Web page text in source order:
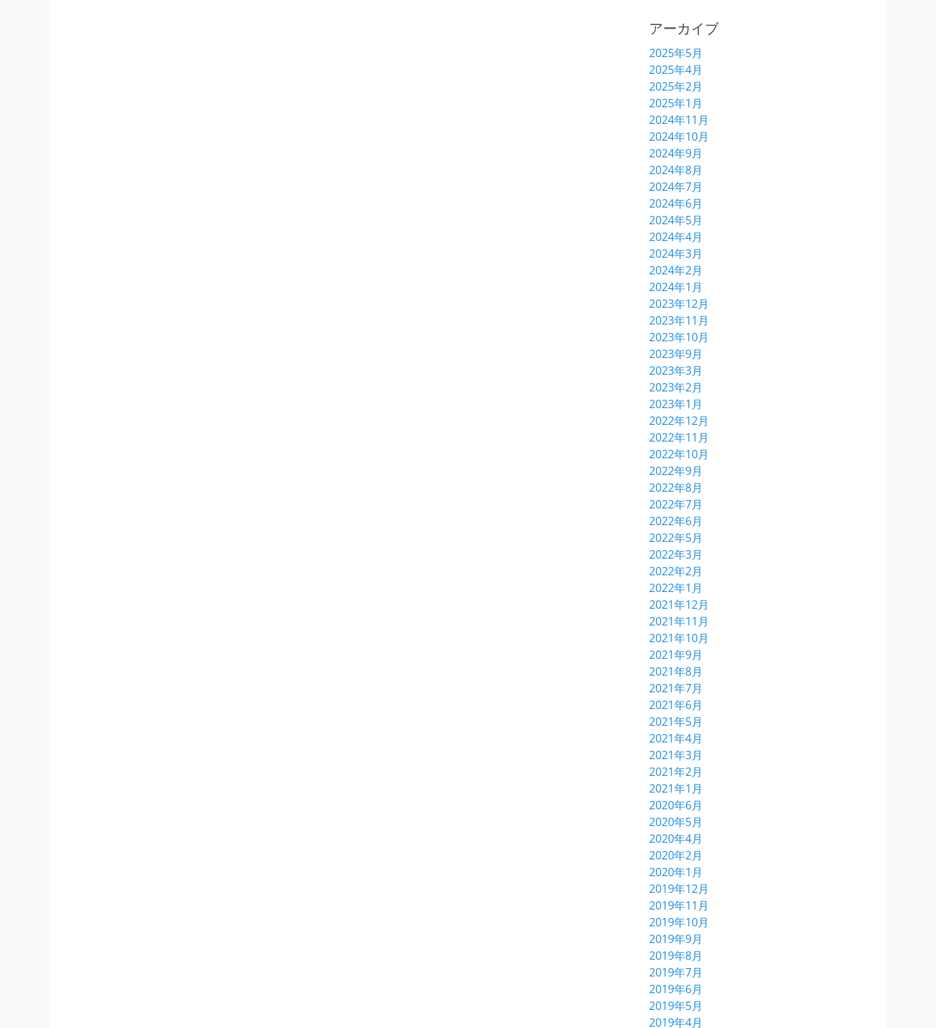
アーカイブ
2025年5月
2025年4月
2025年2月
2025年1月
2024年11月
2024年10月
2024年9月
2024年8月
2024年7月
2024年6月
2024年5月
2024年4月
2024年3月
2024年2月
2024年1月
2023年12月
2023年11月
2023年10月
2023年9月
2023年3月
2023年2月
2023年1月
2022年12月
2022年11月
2022年10月
2022年9月
2022年8月
2022年7月
2022年6月
2022年5月
2022年3月
2022年2月
2022年1月
2021年12月
2021年11月
2021年10月
2021年9月
2021年8月
2021年7月
2021年6月
2021年5月
2021年4月
2021年3月
2021年2月
2021年1月
2020年6月
2020年5月
2020年4月
2020年2月
2020年1月
2019年12月
2019年11月
2019年10月
2019年9月
2019年8月
2019年7月
2019年6月
2019年5月
2019年4月